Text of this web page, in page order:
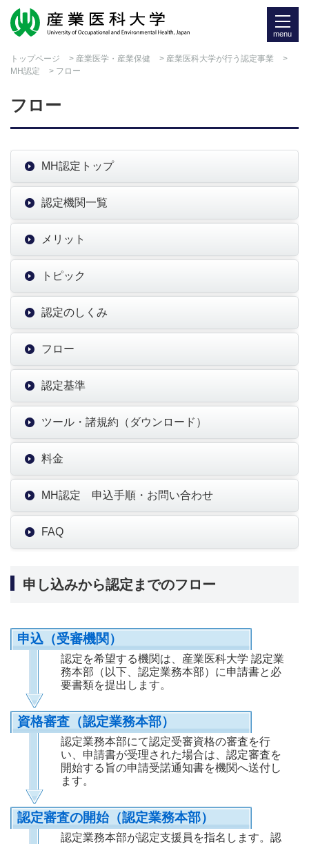
menu
トップページ > 産業医学・産業保健 > 産業医科大学が行う認定事業
>
MH認定
> フロー
フロー
MH認定トップ
認定機関一覧
メリット
トピック
認定のしくみ
フロー
認定基準
ツール・諸規約（ダウンロード）
料金
MH認定 申込手順・お問い合わせ
FAQ
申し込みから認定までのフロー
申込（受審機関）
認定を希望する機関は、産業医科大学 認定業
務本部（以下、認定業務本部）に申請書と必
要書類を提出します。
資格審査（認定業務本部）
認定業務本部にて認定受審資格の審査を行
い、申請書が受理された場合は、認定審査を
開始する旨の申請受諾通知書を機関へ送付し
ます。
認定審査の開始（認定業務本部）
認定業務本部が認定支援員を指名します。認